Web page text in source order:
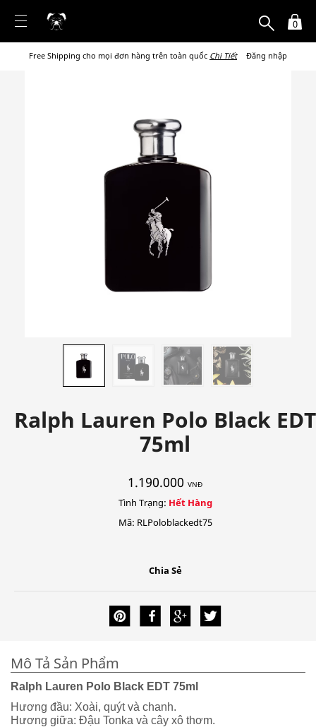
0
Free Shipping cho mọi đơn hàng trên toàn quốc Chi Tiết Đăng nhập
Ralph Lauren Polo Black EDT
75ml
1.190.000 VNĐ
Tình Trạng: Hết Hàng
Mã: RLPoloblackedt75
Chia Sẻ
Mô Tả Sản Phẩm
Ralph Lauren Polo Black EDT 75ml
Hương đầu: Xoài, quýt và chanh.
Hương giữa: Đậu Tonka và cây xô thơm.